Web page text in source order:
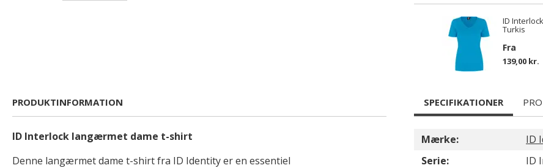
ID
Turkis
Fra
139,00 kr.
PRODUKTINFORMATION
ID Interlock langærmet dame t-shirt
Denne langærmet dame t-shirt fra ID Identity er en essentiel
SPECIFIKATIONER
Mærke:
ID
Serie:
ID